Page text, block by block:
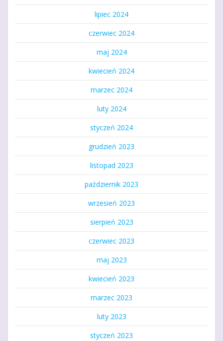
lipiec 2024
czerwiec 2024
maj 2024
kwiecień 2024
marzec 2024
luty 2024
styczeń 2024
grudzień 2023
listopad 2023
październik 2023
wrzesień 2023
sierpień 2023
czerwiec 2023
maj 2023
kwiecień 2023
marzec 2023
luty 2023
styczeń 2023